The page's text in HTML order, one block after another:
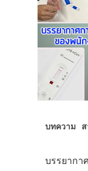
บทความ
บรรยากา